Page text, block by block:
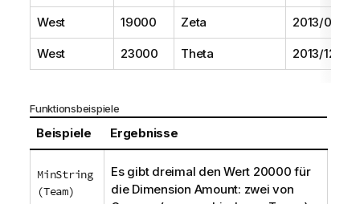
West 19000 Zeta 2013/06/01
West 23000 Theta 2013/12/01
Funktionsbeispiele
Beispiele Ergebnisse
MinString
(Team)
Es gibt dreimal den Wert 20000 für
die Dimension Amount: zwei von